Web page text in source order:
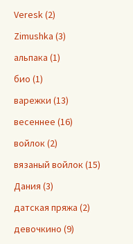
Veresk (2)
Zimushka (3)
альпака (1)
био (1)
варежки (13)
весеннее (16)
войлок (2)
вязаный войлок (15)
Дания (3)
датская пряжа (2)
девочкино (9)